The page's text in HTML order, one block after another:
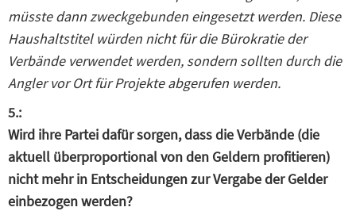
müsste dann zweckgebunden eingesetzt werden. Diese
Haushaltstitel würden nicht für die Bürokratie der
Verbände verwendet werden, sondern sollten durch die
Angler vor Ort für Projekte abgerufen werden.
5.:
Wird ihre Partei dafür sorgen, dass die Verbände (die
aktuell überproportional von den Geldern profitieren)
nicht mehr in Entscheidungen zur Vergabe der Gelder
einbezogen werden?